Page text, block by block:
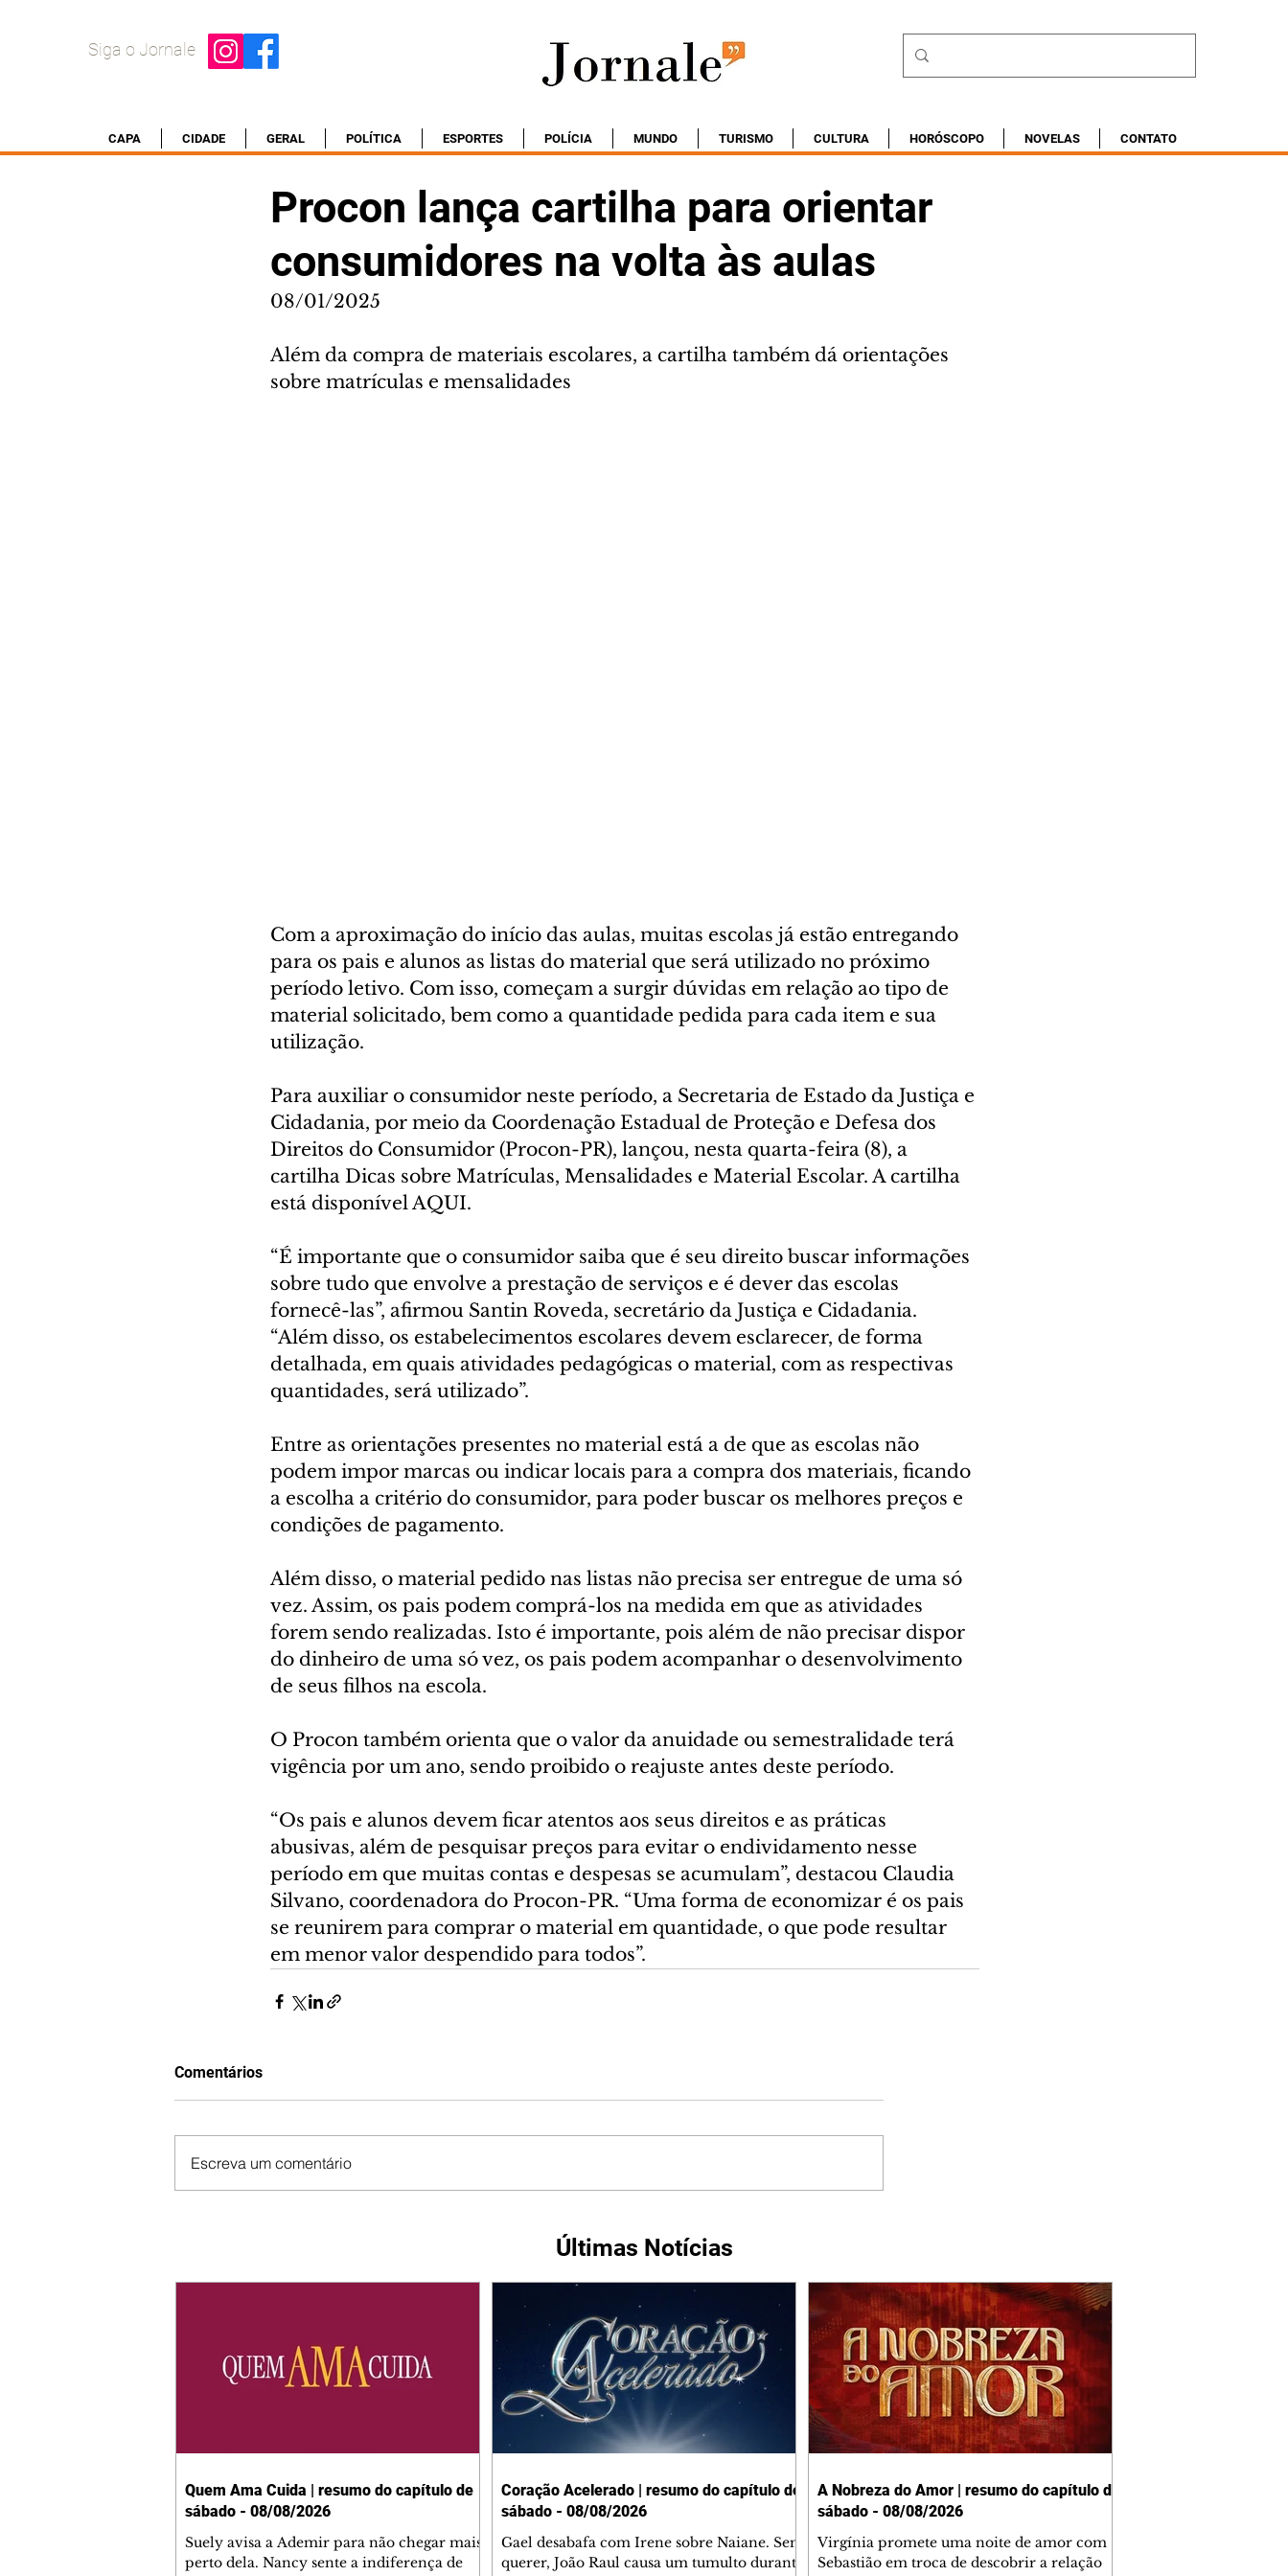
Siga o Jornale
CAPA CIDADE GERAL POLÍTICA ESPORTES POLÍCIA MUNDO TURISMO CULTURA HORÓSCOPO NOVELAS CONTATO
Procon lança cartilha para orientar
consumidores na volta às aulas
08/01/2025
Além da compra de materiais escolares, a cartilha também dá orientações
sobre matrículas e mensalidades
Com a aproximação do início das aulas, muitas escolas já estão entregando
para os pais e alunos as listas do material que será utilizado no próximo
período letivo. Com isso, começam a surgir dúvidas em relação ao tipo de
material solicitado, bem como a quantidade pedida para cada item e sua
utilização.
Para auxiliar o consumidor neste período, a Secretaria de Estado da Justiça e
Cidadania, por meio da Coordenação Estadual de Proteção e Defesa dos
Direitos do Consumidor (Procon-PR), lançou, nesta quarta-feira (8), a
cartilha Dicas sobre Matrículas, Mensalidades e Material Escolar. A cartilha
está disponível AQUI.
“É importante que o consumidor saiba que é seu direito buscar informações
sobre tudo que envolve a prestação de serviços e é dever das escolas
fornecê-las”, afirmou Santin Roveda, secretário da Justiça e Cidadania.
“Além disso, os estabelecimentos escolares devem esclarecer, de forma
detalhada, em quais atividades pedagógicas o material, com as respectivas
quantidades, será utilizado”.
Entre as orientações presentes no material está a de que as escolas não
podem impor marcas ou indicar locais para a compra dos materiais, ficando
a escolha a critério do consumidor, para poder buscar os melhores preços e
condições de pagamento.
Além disso, o material pedido nas listas não precisa ser entregue de uma só
vez. Assim, os pais podem comprá-los na medida em que as atividades
forem sendo realizadas. Isto é importante, pois além de não precisar dispor
do dinheiro de uma só vez, os pais podem acompanhar o desenvolvimento
de seus filhos na escola.
O Procon também orienta que o valor da anuidade ou semestralidade terá
vigência por um ano, sendo proibido o reajuste antes deste período.
“Os pais e alunos devem ficar atentos aos seus direitos e as práticas
abusivas, além de pesquisar preços para evitar o endividamento nesse
período em que muitas contas e despesas se acumulam”, destacou Claudia
Silvano, coordenadora do Procon-PR. “Uma forma de economizar é os pais
se reunirem para comprar o material em quantidade, o que pode resultar
em menor valor despendido para todos”.
Comentários
Escreva um comentário
Últimas Notícias
Quem Ama Cuida | resumo do capítulo de
sábado - 08/08/2026
Suely avisa a Ademir para não chegar mais
perto dela. Nancy sente a indiferença de
Coração Acelerado | resumo do capítulo de
sábado - 08/08/2026
Gael desabafa com Irene sobre Naiane. Sem
querer, João Raul causa um tumulto durante
A Nobreza do Amor | resumo do capítulo de
sábado - 08/08/2026
Virgínia promete uma noite de amor com
Sebastião em troca de descobrir a relação